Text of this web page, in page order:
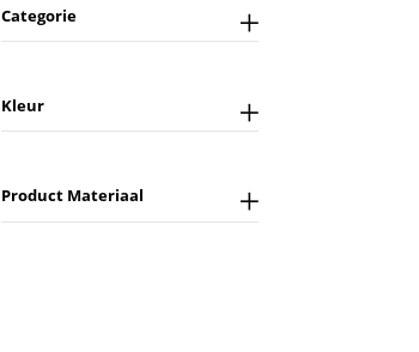
Categorie
Kleur
Product Materiaal